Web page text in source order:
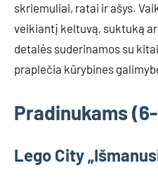
skriemuliai, ratai ir ašys.
veikiantį keltuvą, suktuką
detalės suderinamos su
praplečia kūrybines
Pradinukams
Lego City